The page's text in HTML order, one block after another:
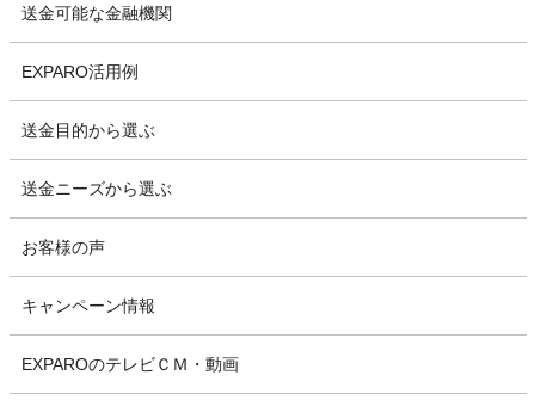
送金可能な金融機関
EXPARO活用例
送金目的から選ぶ
送金ニーズから選ぶ
お客様の声
キャンペーン情報
EXPAROのテレビＣＭ・動画